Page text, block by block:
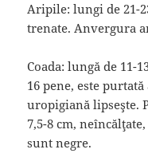
Aripile: lungi de 21-
trenate. Anvergura
Coada: lungă de 11-
16 pene, este
uropigiană lipseşte.
7,5-8 cm,
sunt negre.